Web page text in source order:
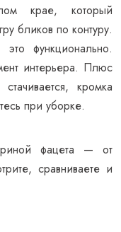
крае, который
бликов по контуру.
функционально.
интерьера. Плюс
кромка
при уборке.
фацета — от
сравниваете и